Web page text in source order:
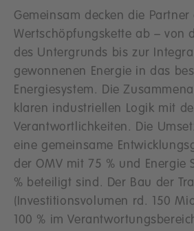
Gemeinsam decken die
Wertschöpfungskette ab – von
des Untergrunds bis zur
gewonnenen Energie in das
Energiesystem. Die
klaren industriellen Logik mit
Verantwortlichkeiten. Die
eine gemeinsame
der OMV mit 75 % und Energie
% beteiligt sind. Der Bau der
(Investitionsvolumen rd. 150
100 % im